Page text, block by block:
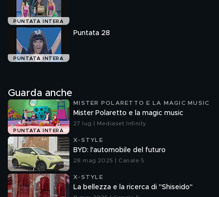
PUNTATA INTERA
PUNTATA INTERA
Puntata 28
Guarda anche
PUNTATA INTERA
MISTER POLARETTO E LA MAGIC MUSIC
Mister Polaretto e la magic music
27 lug | Mediaset Infinity
X-STYLE
BYD: l'automobile del futuro
28 mag 2025 | Canale 5
X-STYLE
La bellezza e la ricerca di "Shiseido"